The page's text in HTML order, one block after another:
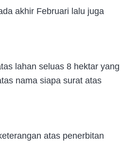
akhir Februari lalu juga
lahan seluas 8 hektar yang
nama siapa surat atas
atas penerbitan